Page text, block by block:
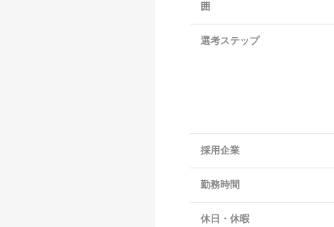
囲
選考ステップ
採用企業
勤務時間
休日・休暇